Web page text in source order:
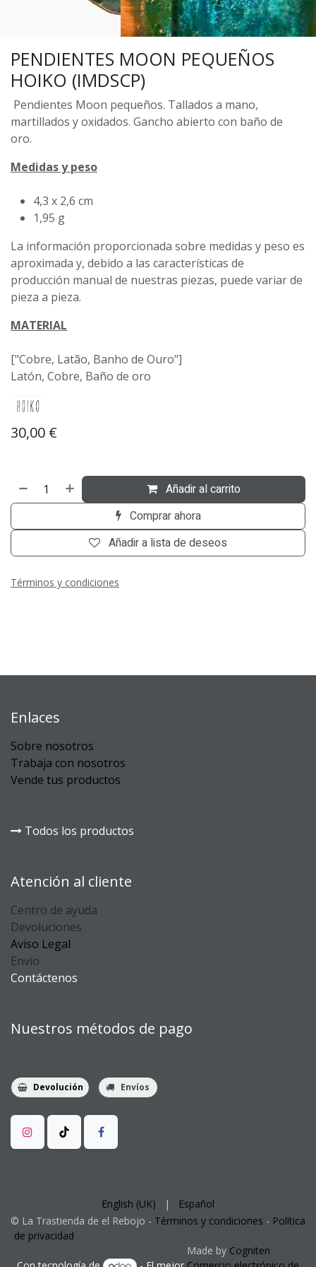
PENDIENTES MOON PEQUEÑOS
HOIKO (IMDSCP)
Pendientes Moon pequeños. Tallados a mano,
martillados y oxidados. Gancho abierto con baño de
oro.
Medidas y peso
4,3 x 2,6 cm
1,95 g
La información proporcionada sobre medidas y peso es
aproximada y, debido a las características de
producción manual de nuestras piezas, puede variar de
pieza a pieza.
MATERIAL
["Cobre, Latão, Banho de Ouro"]
Latón, Cobre, Baño de oro
30,00 €
Añadir al carrito
Comprar ahora
Añadir a lista de deseos
Términos y condiciones
Enlaces
Sobre nosotros
Trabaja con nosotros
Vende tus productos
Todos los productos
Atención al cliente
Centro de ayuda
Devoluciones
Aviso Legal
Envío
Contáctenos
Nuestros métodos de pago
Devolución Envíos
© La Trastienda de el Rebojo - Términos y condiciones - Política
de privacidad
​Made by Cogniten
English (UK) | Español